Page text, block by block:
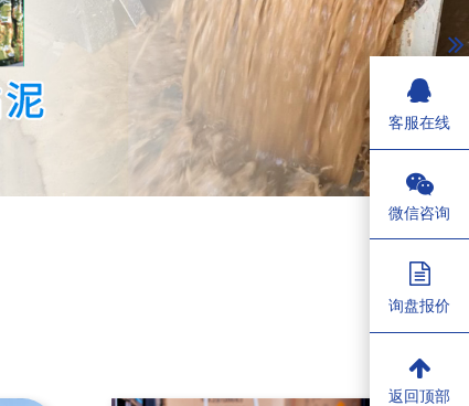
客服在线
微信咨询
询盘报价
返回顶部